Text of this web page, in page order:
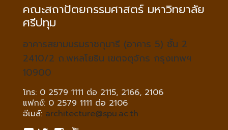
คณะสถาปัตยกรรมศาสตร์ มหาวิทยาลัย
ศรีปทุม
อาคารสยามบรมราชกุมารี (อาคาร 5) ชั้น 2
2410/2 ถ.พหลโยธิน เขตจตุจักร กรุงเทพฯ
10900
โทร: 0 2579 1111 ต่อ 2115, 2166, 2106
แฟกซ์: 0 2579 1111 ต่อ 2106
อีเมล์: architecture@spu.ac.th